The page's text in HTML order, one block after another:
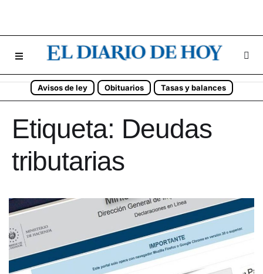
Avisos de ley Obituarios Tasas y balances
Etiqueta: Deudas
tributarias